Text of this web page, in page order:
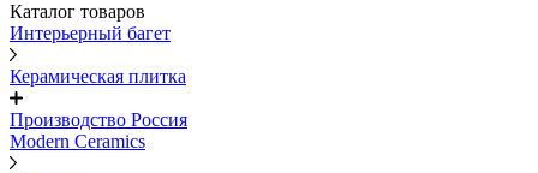
Каталог товаров
Интерьерный багет
Керамическая плитка
Производство Россия
Modern Ceramics